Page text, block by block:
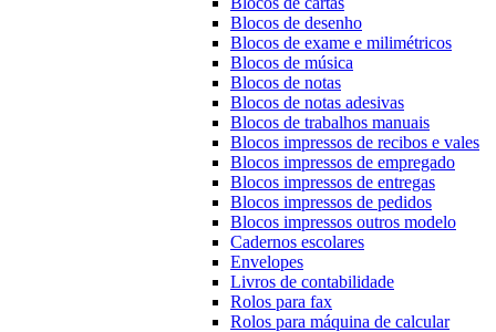
Blocos de desenho
Blocos de exame e milimétricos
Blocos de música
Blocos de notas
Blocos de notas adesivas
Blocos de trabalhos manuais
Blocos impressos de recibos e vales
Blocos impressos de empregado
Blocos impressos de entregas
Blocos impressos de pedidos
Blocos impressos outros modelo
Cadernos escolares
Envelopes
Livros de contabilidade
Rolos para fax
Rolos para máquina de calcular